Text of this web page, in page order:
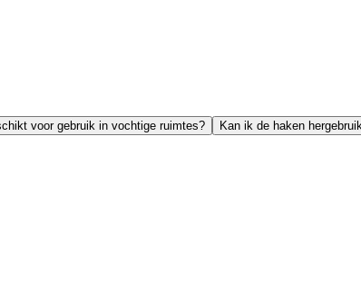
voor gebruik in vochtige ruimtes?
Kan ik de haken